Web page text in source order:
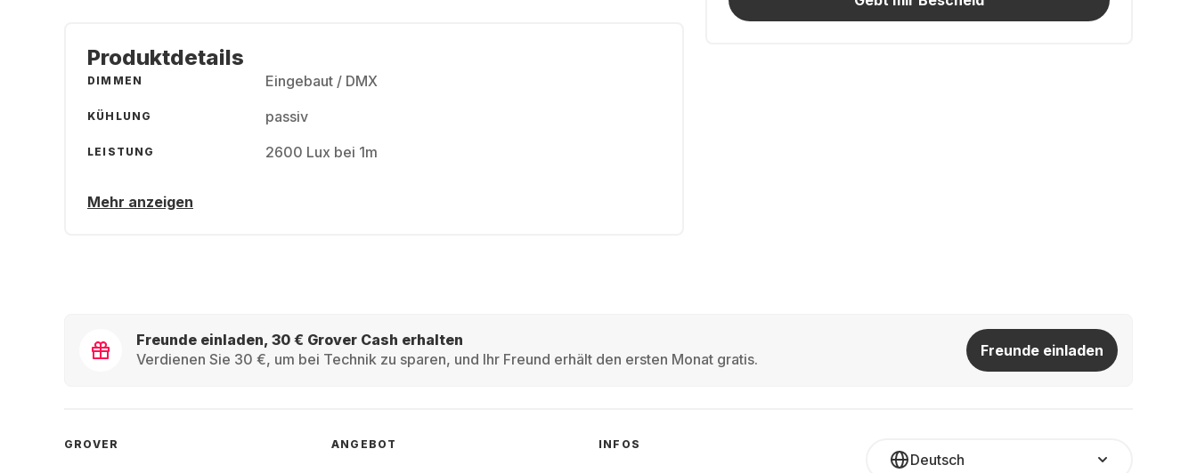
Produktdetails
DIMMEN Eingebaut / DMX
KÜHLUNG passiv
LEISTUNG 2600 Lux bei 1m
Mehr anzeigen
Freunde einladen, 30 € Grover Cash erhalten
Verdienen Sie 30 €, um bei Technik zu sparen, und Ihr Freund erhält den ersten Monat gratis.
Freunde einladen
Deutsch
GROVER ANGEBOT INFOS